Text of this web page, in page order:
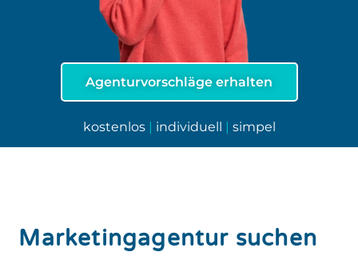
Agenturvorschläge erhalten
kostenlos | individuell | simpel
Marketingagentur suchen